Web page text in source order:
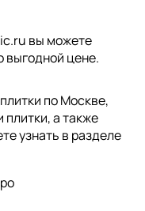
вы можете
выгодной цене.
по Москве,
плитки, а также
узнать в разделе